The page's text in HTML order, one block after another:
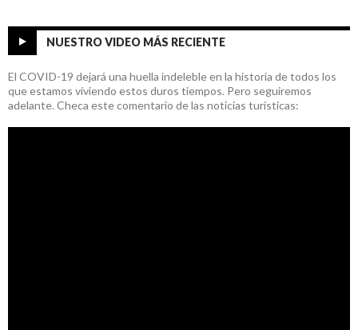
NUESTRO VIDEO MÁS RECIENTE
El COVID-19 dejará una huella indeleble en la historia de todos los
que estamos viviendo estos duros tiempos. Pero seguiremos
adelante. Checa este comentario de las noticias turísticas: